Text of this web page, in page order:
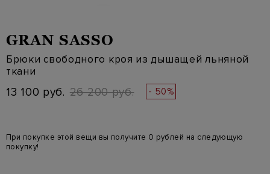
GRAN SASSO
Брюки свободного кроя из дышащей льняной
ткани
13 100 руб. 26 200 руб. - 50%
При покупке этой вещи вы получите 0 рублей на следующую
покупку!